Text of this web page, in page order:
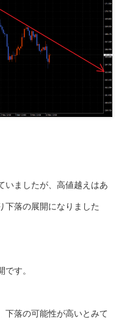
いましたが、高値越えはあ
下落の展開になりました
です。
下落の可能性が高いとみて